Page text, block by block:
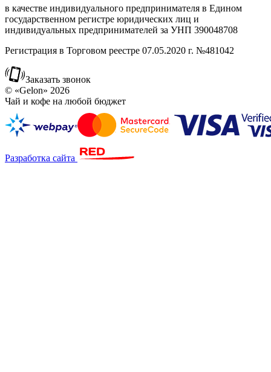
в качестве индивидуального предпринимателя в Едином
государственном регистре юридических лиц и
индивидуальных предпринимателей за УНП 390048708
Регистрация в Торговом реестре 07.05.2020 г. №481042
Заказать звонок
© «Gelon» 2026
Чай и кофе на любой бюджет
Разработка сайта